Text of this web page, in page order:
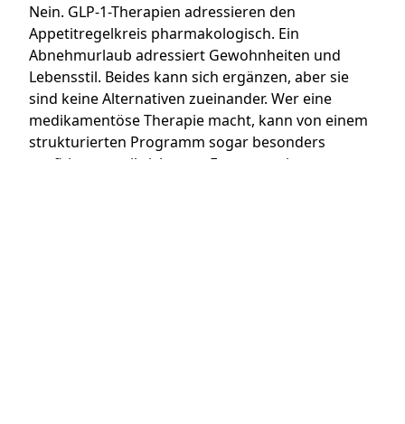
Nein. GLP-1-Therapien adressieren den
Appetitregelkreis pharmakologisch. Ein
Abnehmurlaub adressiert Gewohnheiten und
Lebensstil. Beides kann sich ergänzen, aber sie
sind keine Alternativen zueinander. Wer eine
medikamentöse Therapie macht, kann von einem
strukturierten Programm sogar besonders
profitieren, weil sich neue Essmuster im